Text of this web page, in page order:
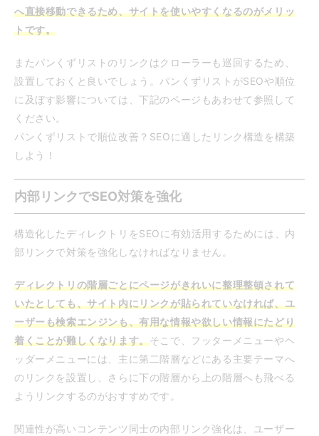
へ直接移動できるため、サイトを使いやすくなるのがメリッ
トです。
またパンくずリストのリンクはクローラーも巡回するため、
設置しておくと良いでしょう。パンくずリストがSEOや順位
に及ぼす影響については、下記のページもあわせて参照して
ください。
パンくずリストで順位改善？SEOに適したリンク構造を構築
しよう！
内部リンクでSEO対策を強化
構造化したディレクトリをSEOに有効活用するためには、内
部リンクで対策を強化しなければなりません。
ディレクトリの階層ごとにページがきれいに整理整頓されて
いたとしても、サイト内にリンクが貼られていなければ、ユ
ーザーも検索エンジンも、有用な情報や欲しい情報にたどり
着くことが難しくなります。そこで、フッターメニューやヘ
ッダーメニューには、主に第二階層などにある主要テーマへ
のリンクを設置し、さらに下の階層から上の階層へも飛べる
ようリンクするのがおすすめです。
関連性が高いコンテンツ同士の内部リンク強化は、ユーザー